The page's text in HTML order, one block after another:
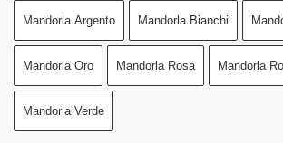
Mandorla Argento Mandorla Bianchi
Mandorla Oro Mandorla Rosa Mandorla
Mandorla Verde